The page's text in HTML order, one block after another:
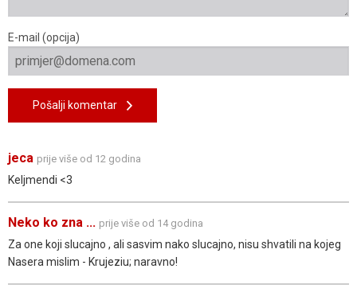
E-mail (opcija)
Pošalji komentar
jeca prije više od 12 godina
Keljmendi <3
Neko ko zna ... prije više od 14 godina
Za one koji slucajno , ali sasvim nako slucajno, nisu shvatili na kojeg
Nasera mislim - Krujeziu; naravno!